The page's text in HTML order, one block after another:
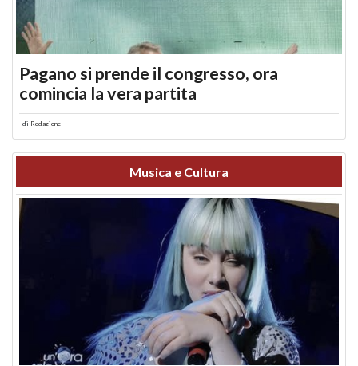
Pagano si prende il congresso, ora
comincia la vera partita
di Redazione
Musica e Cultura